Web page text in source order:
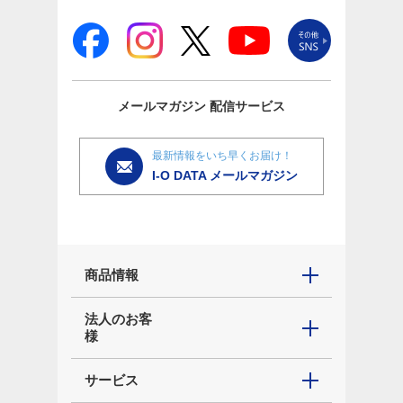
メールマガジン 配信サービス
最新情報をいち早くお届け！
I-O DATA メールマガジン
商品情報
法人のお客
様
サービス